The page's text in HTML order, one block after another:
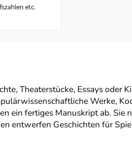
etc.
Theaterstücke, Essays oder
Werke,
ein fertiges Manuskript ab. Sie
entwerfen Geschichten für